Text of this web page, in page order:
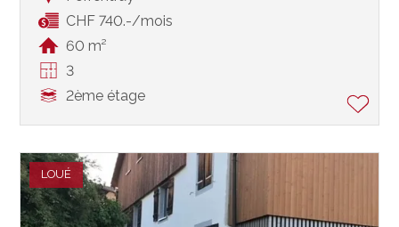
CHF 740.-/mois
60 m²
3
2ème étage
LOUÉ